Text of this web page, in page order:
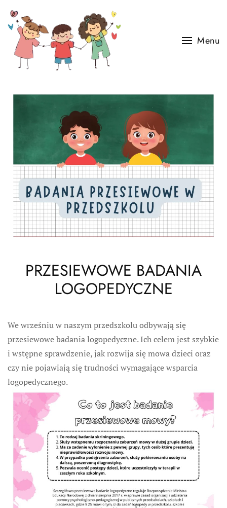
Skip to main content
Menu
PRZESIEWOWE BADANIA
LOGOPEDYCZNE
We wrześniu w naszym przedszkolu odbywają się
przesiewowe badania logopedyczne. Ich celem jest szybkie
i wstępne sprawdzenie, jak rozwija się mowa dzieci oraz
czy nie pojawiają się trudności wymagające wsparcia
logopedycznego.